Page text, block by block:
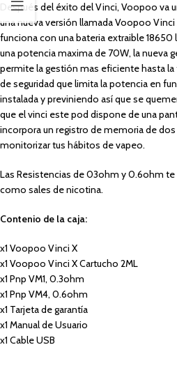
Después del éxito del Vinci, Voopoo va
una nueva versión llamada Voopoo Vinci
funciona con una bateria extraible 18650
una potencia maxima de 70W, la nueva
permite la gestión mas eficiente hasta
de seguridad que limita la potencia en
instalada y previniendo así que se
que el vinci este pod dispone de una
incorpora un registro de memoria de
monitorizar tus hábitos de vapeo.
Las Resistencias de 03ohm y 0.6ohm
como sales de nicotina.
Contenio de la caja:
x1 Voopoo Vinci X
x1 Voopoo Vinci X Cartucho 2ML
x1 Pnp VM1, 0.3ohm
x1 Pnp VM4, 0.6ohm
x1 Tarjeta de garantía
x1 Manual de Usuario
x1 Cable USB